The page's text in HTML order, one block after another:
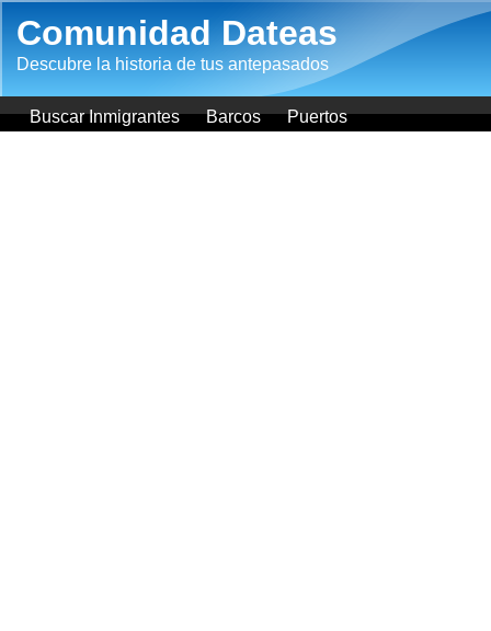
Comunidad Dateas
Descubre la historia de tus antepasados
Buscar Inmigrantes Barcos Puertos